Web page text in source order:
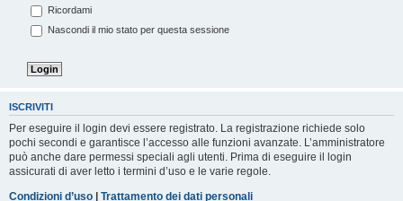
Ricordami
Nascondi il mio stato per questa sessione
ISCRIVITI
Per eseguire il login devi essere registrato. La registrazione richiede solo
pochi secondi e garantisce l’accesso alle funzioni avanzate. L’amministratore
può anche dare permessi speciali agli utenti. Prima di eseguire il login
assicurati di aver letto i termini d’uso e le varie regole.
Condizioni d’uso | Trattamento dei dati personali